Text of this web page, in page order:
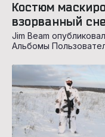
Костюм
взорванный
Jim Beam
Альбомы